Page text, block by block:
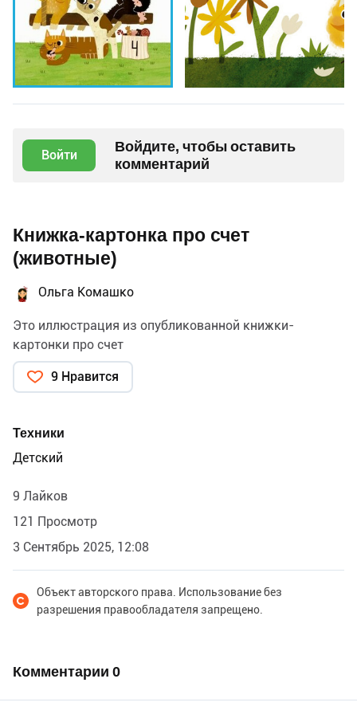
Войти
Войдите, чтобы оставить
комментарий
Книжка-картонка про счет
(животные)
Ольга Комашко
Это иллюстрация из опубликованной книжки-
картонки про счет
9 Нравится
Техники
Детский
9 Лайков
121 Просмотр
3 Сентябрь 2025, 12:08
Объект авторского права. Использование без
разрешения правообладателя запрещено.
Комментарии 0